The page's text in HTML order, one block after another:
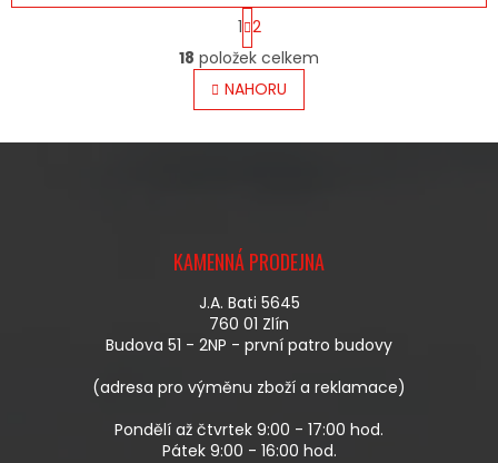
O
V
L
Á
V
K
Y
V
Ý
I
U
S
T
R
Á
N
K
V
1 2
18 položek celkem
NAHORU
KAMENNÁ PRODEJNA
J.A. Bati 5645
760 01 Zlín
Budova 51 - 2NP - první patro budovy
(adresa pro výměnu zboží a reklamace)
Pondělí až čtvrtek 9:00 - 17:00 hod.
Pátek 9:00 - 16:00 hod.